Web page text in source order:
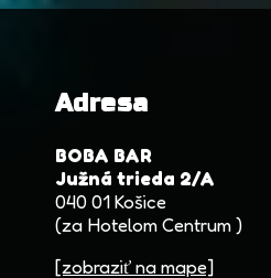
Adresa
BOBA BAR
Južná trieda 2/A
040 01 Košice
(za Hotelom Centrum )
[zobraziť na mape]